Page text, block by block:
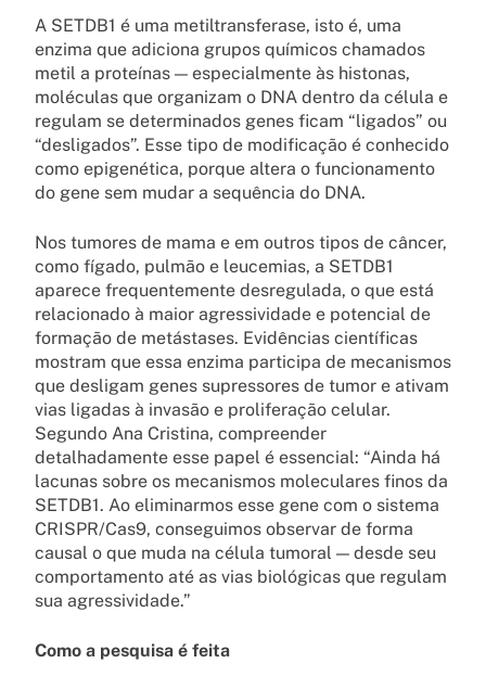
A SETDB1 é uma metiltransferase, isto é, uma
enzima que adiciona grupos químicos chamados
metil a proteínas — especialmente às histonas,
moléculas que organizam o DNA dentro da célula e
regulam se determinados genes ficam “ligados” ou
“desligados”. Esse tipo de modificação é conhecido
como epigenética, porque altera o funcionamento
do gene sem mudar a sequência do DNA.
Nos tumores de mama e em outros tipos de câncer,
como fígado, pulmão e leucemias, a SETDB1
aparece frequentemente desregulada, o que está
relacionado à maior agressividade e potencial de
formação de metástases. Evidências científicas
mostram que essa enzima participa de mecanismos
que desligam genes supressores de tumor e ativam
vias ligadas à invasão e proliferação celular.
Segundo Ana Cristina, compreender
detalhadamente esse papel é essencial: “Ainda há
lacunas sobre os mecanismos moleculares finos da
SETDB1. Ao eliminarmos esse gene com o sistema
CRISPR/Cas9, conseguimos observar de forma
causal o que muda na célula tumoral — desde seu
comportamento até as vias biológicas que regulam
sua agressividade.”
Como a pesquisa é feita